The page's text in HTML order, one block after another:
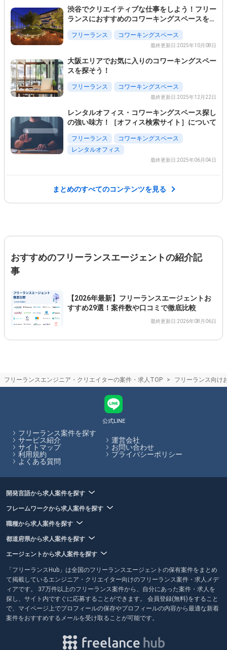
渋谷でクリエイティブな仕事をしよう！フリー
ランスにおすすめのコワーキングスペースを紹
介
フリーランス コワーキングスペース
最終更新日:2025年10月08日
大阪エリアでお気に入りのコワーキングスペー
スを探そう！
フリーランス コワーキングスペース
最終更新日:2025年12月22日
レンタルオフィス・コワーキングスペース探し
の強い味方！［オフィス検索サイト］について
フリーランス
コワーキングスペース
レンタルオフィス
最終更新日:2025年06月04日
まとめのすべてのコンテンツを見る
おすすめのフリーランスエージェントの紹介記
事
【2026年最新】フリーランスエージェントお
すすめ29選！案件数や口コミで徹底比較
最終更新日:2026年08月06日
フリーランスエンジニア・クリエイターの案件・求人TOP フリーランス向け
公式LINE
フリーランス案件を探す
サービス紹介
運営会社
サイトマップ
お問い合わせ
利用規約
プライバシーポリシー
よくある質問
開発言語から求人案件を探す
フレームワークから求人案件を探す
職種から求人案件を探す
都道府県から求人案件を探す
エージェントから求人案件を探す
「フリーランスHub」は全国のフリーランスエージェントの保有案件をまとめ
て掲載しているエンジニア・クリエイター向けのフリーランス案件・求人メデ
ィアです。 37万件以上のフリーランス案件から、自分にあった案件・求人を
探し、サイト内ですぐに応募することができます。 会員登録(無料)をすること
で、マイページ上でプロフィールの保存やプロフィールの内容から最適な新着
案件をおすすめするメールを受け取ることが可能です。